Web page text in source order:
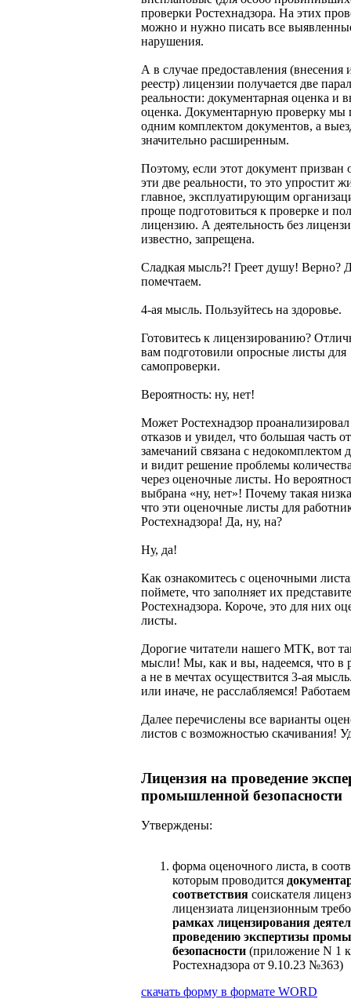
проверки Ростехнадзора. На этих
можно и нужно писать все
нарушения.
А в случае предоставления (внесения
реестр) лицензии получается две
реальности: документарная оценка и
оценка. Документарную проверку мы
одним комплектом документов, а
значительно расширенным.
Поэтому, если этот документ призван
эти две реальности, то это упростит
главное, эксплуатирующим
проще подготовиться к проверке и
лицензию. А деятельность без
известно, запрещена.
Сладкая мысль?! Греет душу! Верно?
помечтаем.
4-ая мысль. Пользуйтесь на здоровье.
Готовитесь к лицензированию?
вам подготовили опросные листы для
самопроверки.
Вероятность: ну, нет!
Может Ростехнадзор проанализировал
отказов и увидел, что большая часть
замечаний связана с недокомплектом
и видит решение проблемы
через оценочные листы. Но
выбрана «ну, нет»! Почему такая
что эти оценочные листы для
Ростехнадзора! Да, ну, на?
Ну, да!
Как ознакомитесь с оценочными
поймете, что заполняет их
Ростехнадзора. Короче, это для них
листы.
Дорогие читатели нашего МТК, вот
мысли! Мы, как и вы, надеемся, что в
а не в мечтах осуществится 3-ая
или иначе, не расслабляемся!
Далее перечислены все варианты
листов с возможностью скачивания!
Лицензия на проведение
промышленной безопасности
Утверждены:
форма оценочного листа, в
которым проводится
соответствия соискателя
лицензиата лицензионным
рамках лицензирования
проведению экспертизы
безопасности (приложение N 1
Ростехнадзора от 9.10.23 №363)
скачать форму в формате WORD